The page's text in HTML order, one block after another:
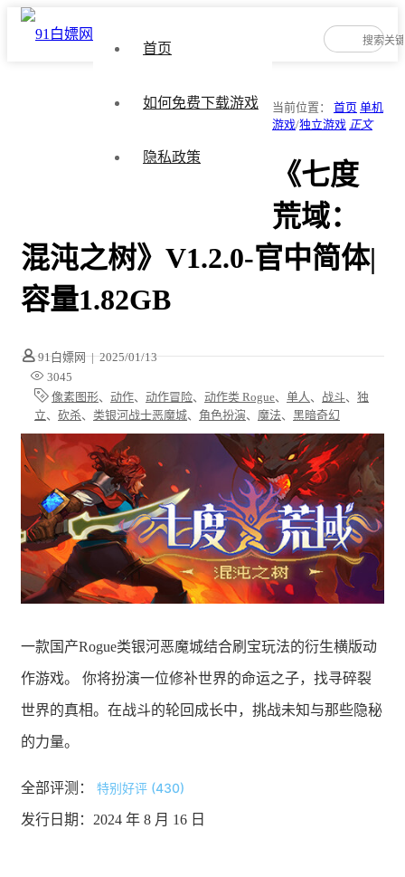
首页
如何免费下载游戏
隐私政策
当前位置： 首页 单机
游戏/独立游戏 正文
《七度
荒域：
混沌之树》V1.2.0-官中简体|
容量1.82GB
91白嫖网 | 2025/01/13
3045
像素图形、 动作、 动作冒险、 动作类 Rogue、 单人 、 战斗、 独
立、 砍杀、 类银河战士恶魔城、 角色扮演、 魔法、 黑暗奇幻
一款国产Rogue类银河恶魔城结合刷宝玩法的衍生横版动
作游戏。 你将扮演一位修补世界的命运之子，找寻碎裂
世界的真相。在战斗的轮回成长中，挑战未知与那些隐秘
的力量。
全部评测： 特别好评 (430)
发行日期：2024 年 8 月 16 日